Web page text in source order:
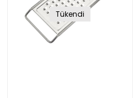
Tükendi